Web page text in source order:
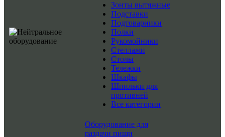
Зонты вытяжные
Подставки
Подтоварники
Полки
Рукомойники
Стеллажи
Столы
Тележки
Шкафы
Шпильки для
противней
Все категории
Оборудование для
раздачи пищи